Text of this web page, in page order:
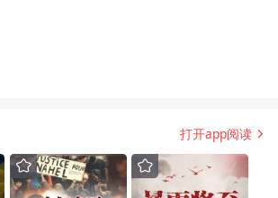
打开app阅读